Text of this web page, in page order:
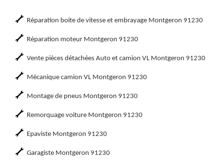
Réparation boite de vitesse et embrayage Montgeron 91230
Réparation moteur Montgeron 91230
Vente pièces détachées Auto et camion VL Montgeron 91230
Mécanique camion VL Montgeron 91230
Montage de pneus Montgeron 91230
Remorquage voiture Montgeron 91230
Epaviste Montgeron 91230
Garagiste Montgeron 91230